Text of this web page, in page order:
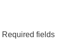
Required fields